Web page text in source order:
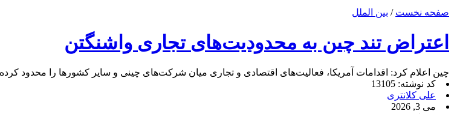
صفحه نخست / بین الملل
اعتراض تند چین به محدودیت‌های تجاری واشنگتن
چین اعلام کرد: اقدامات آمریکا، فعالیت‌های اقتصادی و تجاری میان شرکت‌های چینی و سایر کشورها را محدود
کد نوشته: 13105
علی کلانتری
می 3, 2026